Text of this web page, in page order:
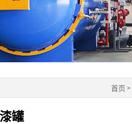
首页 >
罐